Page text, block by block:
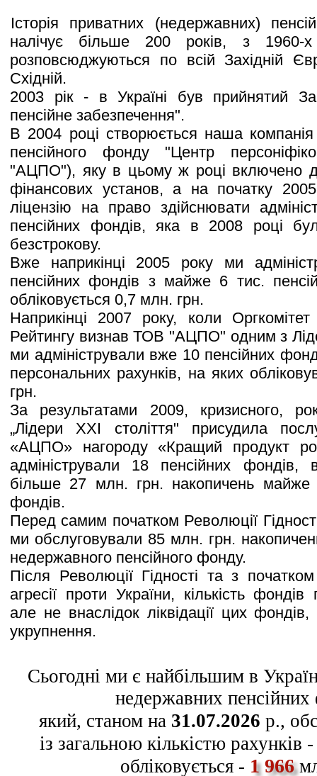
Історія приватних (недержавних)
налічує більше 200 років, з 1960-
розповсюджуються по всій Західній
Східній.
2003 рік - в Україні був прийнятий
пенсійне забезпечення".
В 2004 році створюється наша
пенсійного фонду "Центр
"АЦПО"), яку в цьому ж році включено
фінансових установ, а на початку
ліцензію на право здійснювати
пенсійних фондів, яка в 2008 році
безстрокову.
Вже наприкінці 2005 року ми
пенсійних фондів з майже 6 тис.
обліковується 0,7 млн. грн.
Наприкінці 2007 року, коли Оргкомітет
Рейтингу визнав ТОВ "АЦПО" одним з
ми адміністрували вже 10 пенсійних
персональних рахунків, на яких
грн.
За результатами 2009, кризисного,
„Лідери ХХІ століття" присудила
«АЦПО» нагороду «Кращий продукт
адміністрували 18 пенсійних фондів,
більше 27 млн. грн. накопичень майже
фондів.
Перед самим початком Революції
ми обслуговували 85 млн. грн.
недержавного пенсійного фонду.
Після Революції Гідності та з початком
агресії проти України, кількість
але не внаслідок ліквідації цих
укрупнення.
Сьогодні ми є найбільшим в
недержавних пенсійних
який, станом на 31.07.2026 р.,
із загальною кількістю рахунків
обліковується - 1 966